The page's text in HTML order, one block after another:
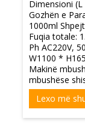
Dimensioni
Gozhën e
1000ml
Fuqia totale:
Ph AC220V,
W1100 *
Makinë
mbushëse
Lexo më